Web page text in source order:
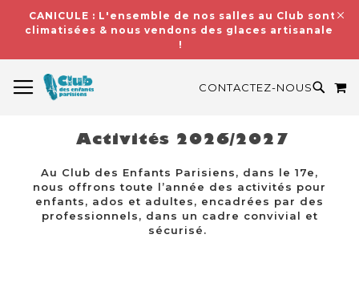
CANICULE : L'ensemble de nos salles au Club sont
climatisées & nous vendons des glaces artisanales
!
CONTACTEZ-NOUS
Activités 2026/2027
Au Club des Enfants Parisiens, dans le 17e,
nous offrons toute l’année des activités pour
enfants, ados et adultes, encadrées par des
professionnels, dans un cadre convivial et
sécurisé.